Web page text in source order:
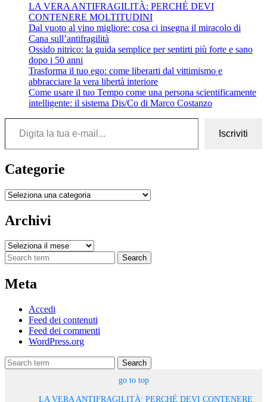
LA VERA ANTIFRAGILITÀ: PERCHÉ DEVI
CONTENERE MOLTITUDINI
Dal vuoto al vino migliore: cosa ci insegna il miracolo di
Cana sull’antifragilità
Ossido nitrico: la guida semplice per sentirti più forte e sano
dopo i 50 anni
Trasforma il tuo ego: come liberarti dal vittimismo e
abbracciare la vera libertà interiore
Come usare il tuo Tempo come una persona scientificamente
intelligente: il sistema Dis/Co di Marco Costanzo
Digita la tua e-mail...
Iscriviti
Categorie
Categorie
Archivi
Archivi
Search
Meta
Accedi
Feed dei contenuti
Feed dei commenti
WordPress.org
Search
go to top
LA VERA ANTIFRAGILITÀ: PERCHÉ DEVI CONTENERE